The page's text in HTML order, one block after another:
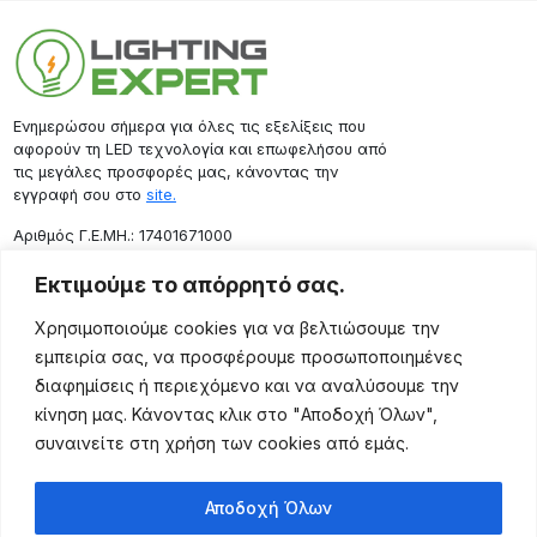
Εκτιμούμε το απόρρητό σας.
Χρησιμοποιούμε cookies για να βελτιώσουμε την
εμπειρία σας, να προσφέρουμε προσωποποιημένες
διαφημίσεις ή περιεχόμενο και να αναλύσουμε την
κίνηση μας. Κάνοντας κλικ στο "Αποδοχή Όλων",
συναινείτε στη χρήση των cookies από εμάς.
Αποδοχή Όλων
Ενημερώσου σήμερα για όλες τις εξελίξεις που
αφορούν τη LED τεχνολογία και επωφελήσου από
τις μεγάλες προσφορές μας, κάνοντας την
εγγραφή σου στο site.
Aριθμός Γ.Ε.ΜΗ.: 17401671000
Επικοινωνία
Ρόδου 133, Αθήνα 10443
(+30) 211 725 5427
sales@lightingexpert.gr
Χρήσιμες Σελίδες